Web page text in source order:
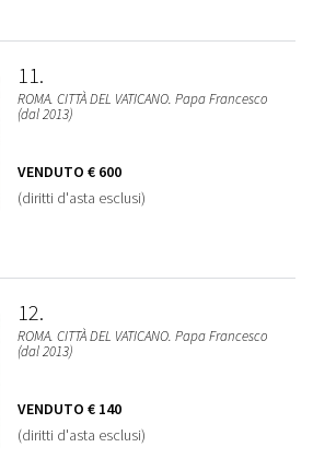
11
ROMA. CITTÀ DEL VATICANO. Papa Francesco
(dal 2013)
VENDUTO € 600
(diritti d'asta esclusi)
12
ROMA. CITTÀ DEL VATICANO. Papa Francesco
(dal 2013)
VENDUTO € 140
(diritti d'asta esclusi)